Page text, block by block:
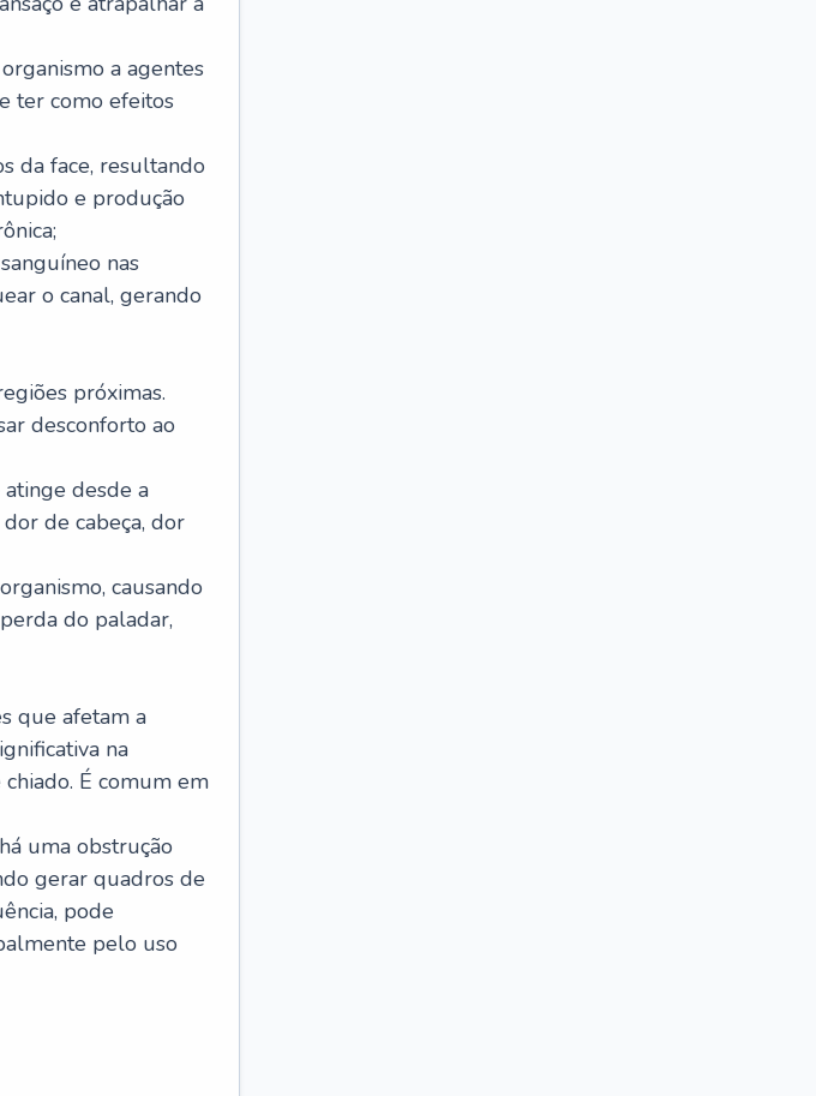
a agentes
ter como efeitos
da face, resultando
e produção
nas
o canal, gerando
próximas.
desconforto ao
desde a
de cabeça, dor
causando
do paladar,
que afetam a
na
É comum em
uma obstrução
gerar quadros de
pode
pelo uso